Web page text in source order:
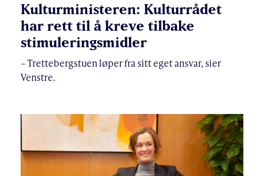
Kulturministeren: Kulturrådet
har rett til å kreve tilbake
stimuleringsmidler
– Trettebergstuen løper fra sitt eget ansvar, sier
Venstre.